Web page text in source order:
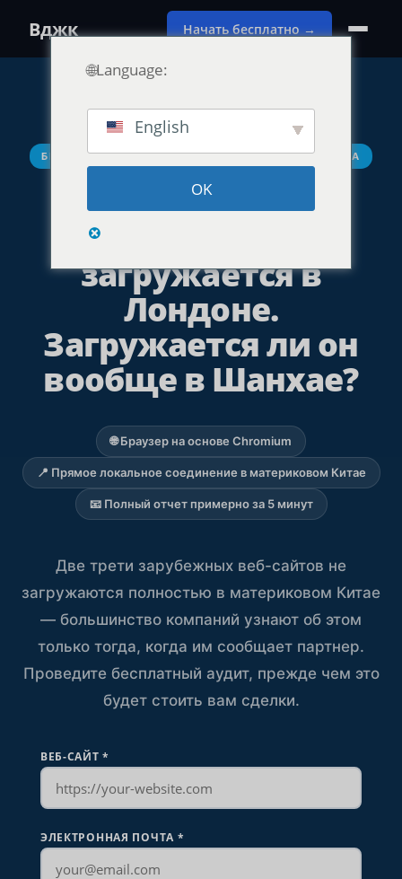
Вджк Начать бесплатно →
БЕСПЛАТНЫЙ АУДИТ СКОРОСТИ САЙТА FREE CHINA
Ваш веб-сайт
загружается в
Лондоне.
Загружается ли он
вообще в Шанхае?
🌐 Браузер на основе Chromium
📍 Прямое локальное соединение в материковом Китае
📧 Полный отчет примерно за 5 минут
Две трети зарубежных веб-сайтов не
загружаются полностью в материковом Китае
— большинство компаний узнают об этом
только тогда, когда им сообщает партнер.
Проведите бесплатный аудит, прежде чем это
будет стоить вам сделки.
ВЕБ-САЙТ*
ЭЛЕКТРОННАЯ ПОЧТА *
🌐Language:
English
OK